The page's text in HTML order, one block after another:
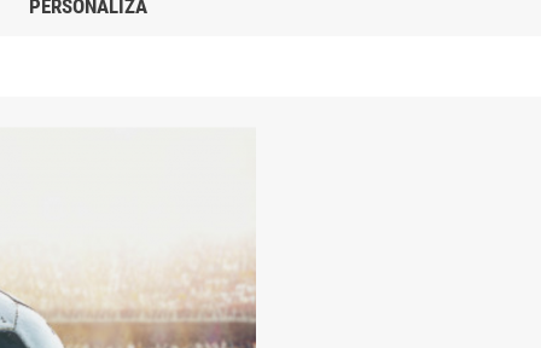
PERSONALIZA